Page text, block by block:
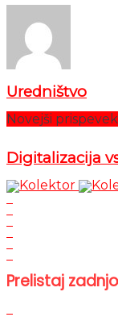
Uredništvo
Novejši prispevek
Digitalizacija
Prelistaj